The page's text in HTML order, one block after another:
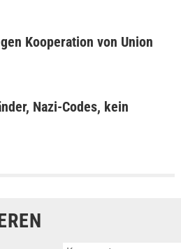
Kooperation von Union
Nazi-Codes, kein